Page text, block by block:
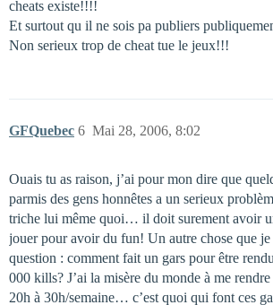
cheats existe!!!!
Et surtout qu il ne sois pa publiers
Non serieux trop de cheat tue le jeux!!!
GFQuebec Mai 28, 2006, 8:02
6
Ouais tu as raison, j’ai pour mon dire que
parmis des gens honnêtes a un serieux
triche lui même quoi… il doit surement avoir
jouer pour avoir du fun! Un autre chose que je
question : comment fait un gars pour être
000 kills? J’ai la misère du monde à me
20h à 30h/semaine… c’est quoi qui font ces